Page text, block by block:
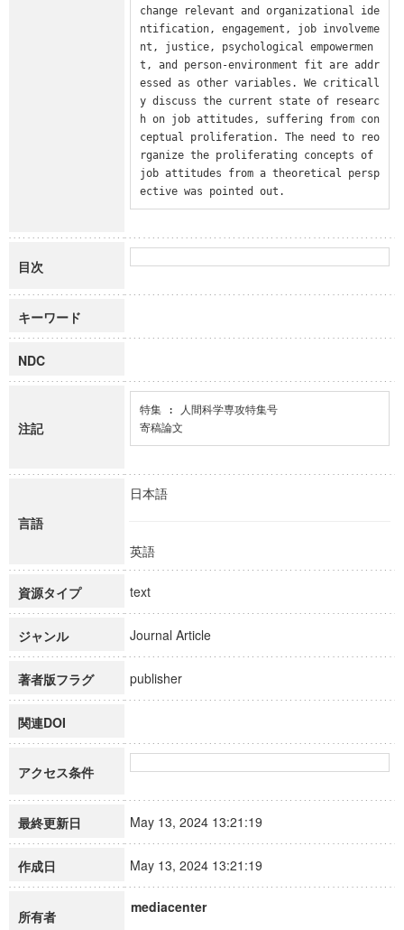
change relevant and organizational ide
ntification, engagement, job involveme
nt, justice, psychological empowermen
t, and person-environment fit are addr
essed as other variables. We criticall
y discuss the current state of researc
h on job attitudes, suffering from con
ceptual proliferation. The need to reo
rganize the proliferating concepts of
job attitudes from a theoretical persp
ective was pointed out.
目次
キーワード
NDC
注記
特集 : 人間科学専攻特集号
寄稿論文
言語
日本語
英語
資源タイプ text
ジャンル Journal Article
著者版フラグ publisher
関連DOI
アクセス条件
最終更新日 May 13, 2024 13:21:19
作成日 May 13, 2024 13:21:19
所有者
mediacenter